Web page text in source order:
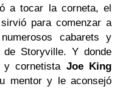
a tocar la corneta, el
para comenzar a
cabarets y
Storyville. Y donde
y cornetista Joe King
mentor y le aconsejó